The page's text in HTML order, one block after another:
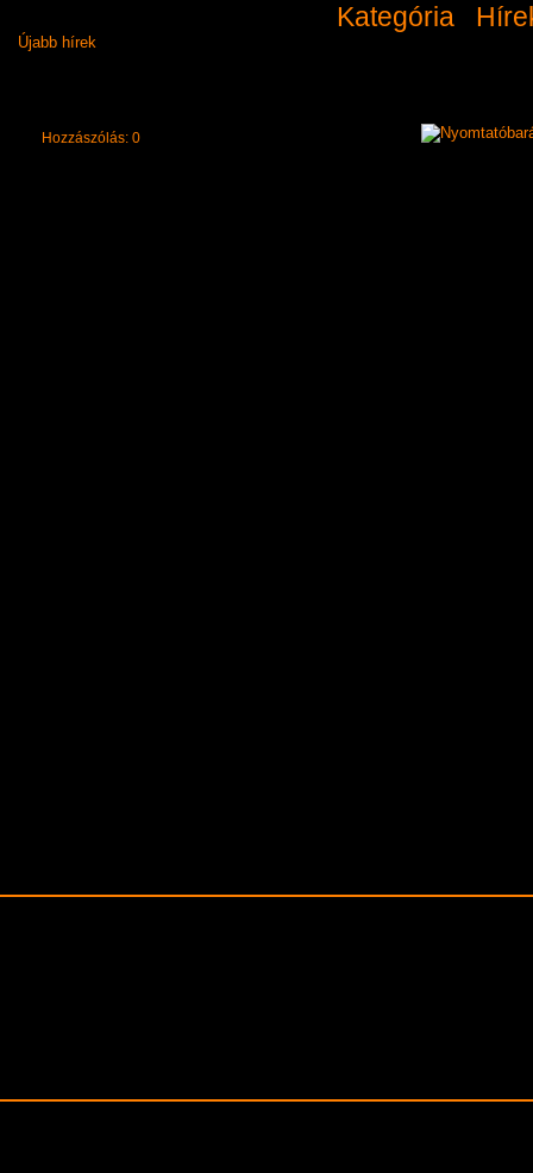
Kategória
Újabb hírek
Hozzászólás: 0